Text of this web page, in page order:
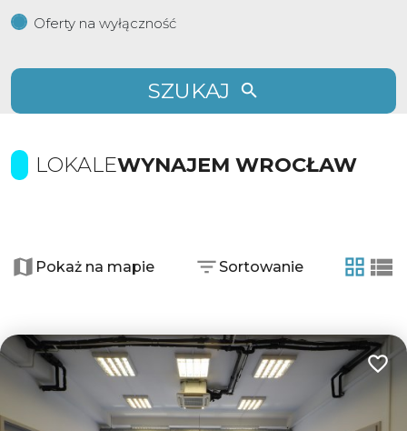
Oferty na wyłączność
SZUKAJ
LOKALEWYNAJEM WROCŁAW
−Pokaż na mapie Sortowanie
tabela